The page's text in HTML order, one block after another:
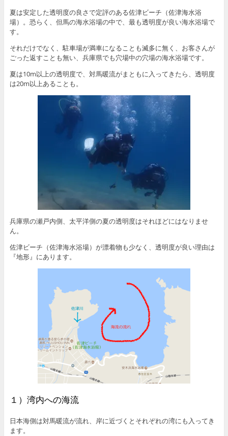
夏は安定した透明度の良さで定評のある佐津ビーチ（佐津海水浴
場）。恐らく、但馬の海水浴場の中で、最も透明度が良い海水浴場で
す。
それだけでなく、駐車場が満車になることも滅多に無く、お客さんが
ごった返すことも無い、兵庫県でも穴場中の穴場の海水浴場です。
夏は10m以上の透明度で、対馬暖流がまともに入ってきたら、透明度
は20m以上あることも。
兵庫県の瀬戸内側、太平洋側の夏の透明度はそれほどにはなりませ
ん。
佐津ビーチ（佐津海水浴場）が漂着物も少なく、透明度が良い理由は
『地形』にあります。
１）湾内への海流
日本海側は対馬暖流が流れ、岸に近づくとそれぞれの湾にも入ってき
ます。